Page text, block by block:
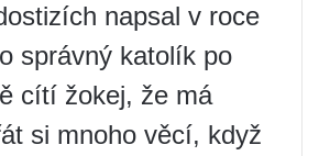
napsal v roce
správný katolík po
cítí žokej, že má
si mnoho věcí, když